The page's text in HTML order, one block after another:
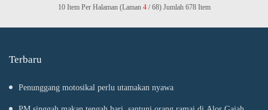
10 Item Per Halaman (Laman 4/ 68) Jumlah 678 Item
Terbaru
Penunggang motosikal perlu utamakan nyawa